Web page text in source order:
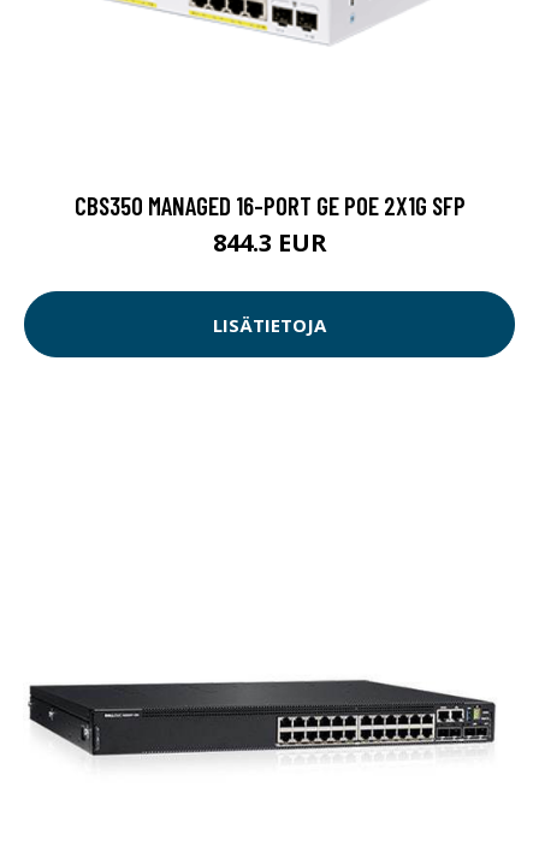
CBS350 MANAGED 16-PORT GE POE 2X1G SFP
844.3 EUR
LISÄTIETOJA